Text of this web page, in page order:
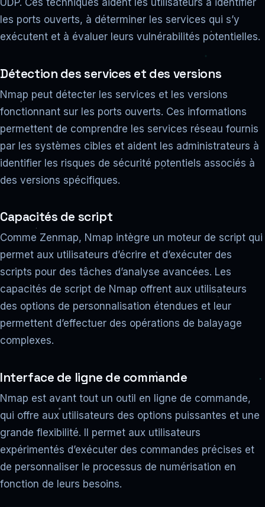
UDP. Ces techniques aident les utilisateurs à identifier
les ports ouverts, à déterminer les services qui s’y
exécutent et à évaluer leurs vulnérabilités potentielles.
Détection des services et des versions
Nmap peut détecter les services et les versions
fonctionnant sur les ports ouverts. Ces informations
permettent de comprendre les services réseau fournis
par les systèmes cibles et aident les administrateurs à
identifier les risques de sécurité potentiels associés à
des versions spécifiques.
Capacités de script
Comme Zenmap, Nmap intègre un moteur de script qui
permet aux utilisateurs d’écrire et d’exécuter des
scripts pour des tâches d’analyse avancées. Les
capacités de script de Nmap offrent aux utilisateurs
des options de personnalisation étendues et leur
permettent d’effectuer des opérations de balayage
complexes.
Interface de ligne de commande
Nmap est avant tout un outil en ligne de commande,
qui offre aux utilisateurs des options puissantes et une
grande flexibilité. Il permet aux utilisateurs
expérimentés d’exécuter des commandes précises et
de personnaliser le processus de numérisation en
fonction de leurs besoins.